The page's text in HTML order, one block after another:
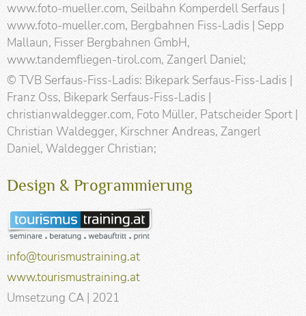
www.foto-mueller.com, Seilbahn Komperdell Serfaus |
www.foto-mueller.com, Bergbahnen Fiss-Ladis | Sepp
Mallaun, Fisser Bergbahnen GmbH,
www.tandemfliegen-tirol.com, Zangerl Daniel;
© TVB Serfaus-Fiss-Ladis: Bikepark Serfaus-Fiss-Ladis |
Franz Oss, Bikepark Serfaus-Fiss-Ladis |
christianwaldegger.com, Foto Müller, Patscheider Sport |
Christian Waldegger, Kirschner Andreas, Zangerl
Daniel, Waldegger Christian;
Design & Programmierung
info@tourismustraining.at
www.tourismustraining.at
Umsetzung CA | 2021